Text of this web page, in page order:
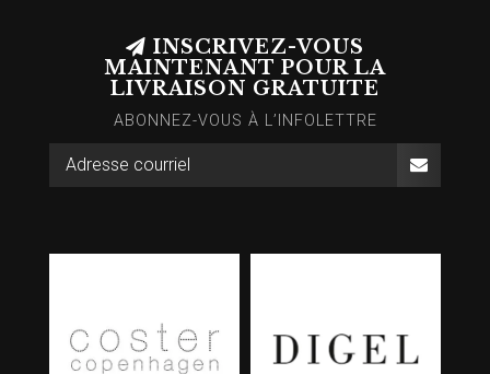
INSCRIVEZ-VOUS
MAINTENANT POUR LA
LIVRAISON GRATUITE
ABONNEZ-VOUS À L’INFOLETTRE